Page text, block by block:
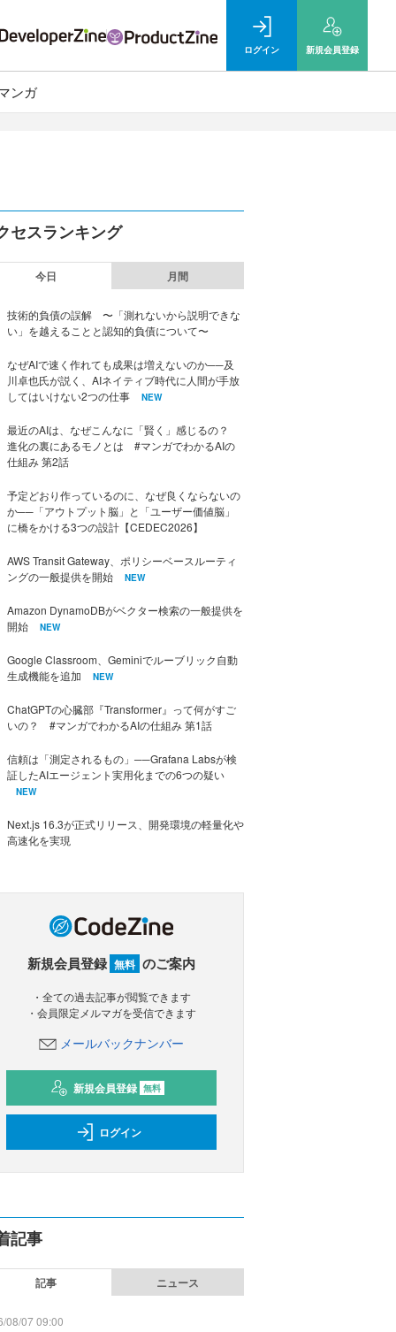
ログイン 新規会員登録
ンガ
セスランキング
今日 月間
技術的負債の誤解 〜「測れないから説明できな
い」を越えることと認知的負債について〜
なぜAIで速く作れても成果は増えないのか──及
川卓也氏が説く、AIネイティブ時代に人間が手放
してはいけない2つの仕事
NEW
最近のAIは、なぜこんなに「賢く」感じるの？
進化の裏にあるモノとは #マンガでわかるAIの
仕組み 第2話
予定どおり作っているのに、なぜ良くならないの
か──「アウトプット脳」と「ユーザー価値脳」
に橋をかける3つの設計【CEDEC2026】
AWS Transit Gateway、ポリシーベースルーティ
ングの一般提供を開始
NEW
Amazon DynamoDBがベクター検索の一般提供を
開始
NEW
Google Classroom、Geminiでルーブリック自動
生成機能を追加
NEW
ChatGPTの心臓部『Transformer』って何がすご
いの？ #マンガでわかるAIの仕組み 第1話
信頼は「測定されるもの」──Grafana Labsが検
証したAIエージェント実用化までの6つの疑い
NEW
Next.js 16.3が正式リリース、開発環境の軽量化や
高速化を実現
新規会員登録 無料 のご案内
・全ての過去記事が閲覧できます
・会員限定メルマガを受信できます
メールバックナンバー
新規会員登録 無料
ログイン
記事
記事 ニュース
08/07 09:00